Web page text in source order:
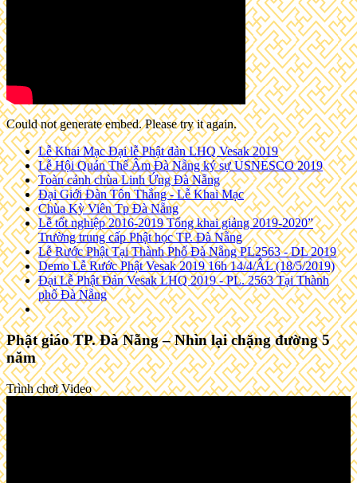
Could not generate embed. Please try it again.
Lễ Khai Mạc Đại lễ Phật đản LHQ Vesak 2019
Lễ Hội Quán Thế Âm Đà Nẵng ký sự USNESCO 2019
Toàn cảnh chùa Linh Ứng Đà Nẵng
Đại Giới Đàn Tôn Thắng - Lễ Khai Mạc
Chùa Kỳ Viên Tp Đà Nẵng
Lễ tốt nghiệp 2016-2019 Tổng khai giảng 2019-2020”
Trường trung cấp Phật học TP. Đà Nẵng
Lễ Rước Phật Tại Thành Phố Đà Nẵng PL2563 - DL 2019
Demo Lễ Rước Phật Vesak 2019 16h 14/4/ÂL (18/5/2019)
Đại Lễ Phật Đản Vesak LHQ 2019 - PL. 2563 Tại Thành
phố Đà Nẵng
Phật giáo TP. Đà Nẵng – Nhìn lại chặng đường 5
năm
Trình chơi Video